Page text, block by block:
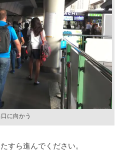
口に向かう
すら進んでください。